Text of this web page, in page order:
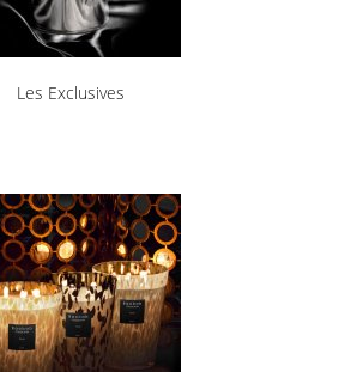
Les Exclusives